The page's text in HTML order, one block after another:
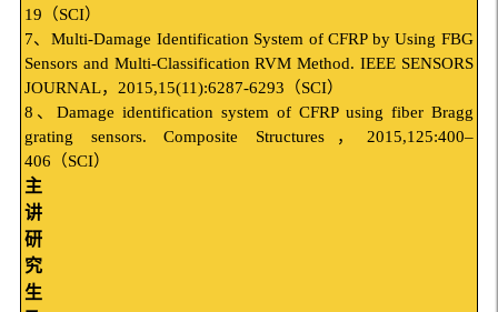
19 （SCI）
7、Multi-Damage Identification System of CFRP by Using FBG
Sensors and Multi-Classification RVM Method. IEEE SENSORS
JOURNAL， 2015,15(11):6287-6293 （SCI）
8 、 Damage identification system of CFRP using fiber Bragg
grating sensors. Composite Structures， 2015,125:400–
406 （SCI）
主
讲
研
究
生